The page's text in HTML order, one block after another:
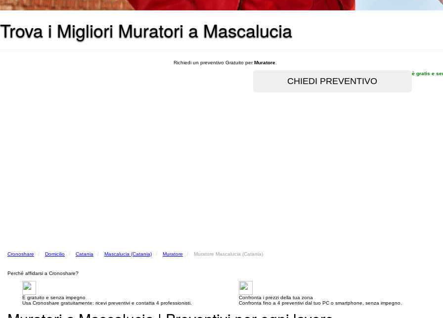
Trova i Migliori Muratori a Mascalucia
Richiedi un preventivo Gratuito perMuratore
è gratis e
Cronoshare Domicilio Catania Mascalucia (Catania) Muratore Muratore Mascalucia (Catania)
Perché affidarsi a Cronoshare?
E gratuito e senza impegno
Usa Cronoshare gratuitamente: ricevi preventivi e contatta 4 professionisti.
Confronta i prezzi della tua zona
Confronta fino a 4 preventivi dal tuo PC o smartphone, senza impegno.